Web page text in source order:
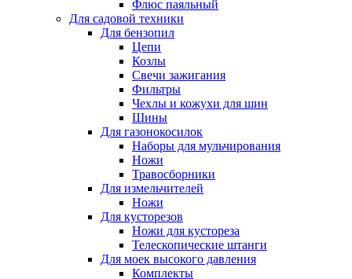
Флюс паяльный
Для садовой техники
Для бензопил
Цепи
Козлы
Свечи зажигания
Фильтры
Чехлы и кожухи для шин
Шины
Для газонокосилок
Наборы для мульчирования
Ножи
Травосборники
Для измельчителей
Ножи
Для кусторезов
Ножи для кустореза
Телескопические штанги
Для моек высокого давления
Комплекты